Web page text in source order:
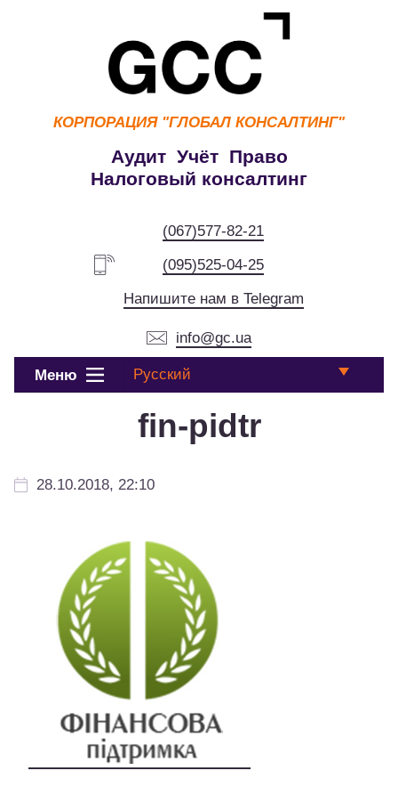
КОРПОРАЦИЯ "ГЛОБАЛ КОНСАЛТИНГ"
Аудит Учёт Право
Налоговый консалтинг
(067)577-82-21
(095)525-04-25
Напишите нам в Telegram
info@gc.ua
Меню Русский
fin-pidtr
28.10.2018, 22:10